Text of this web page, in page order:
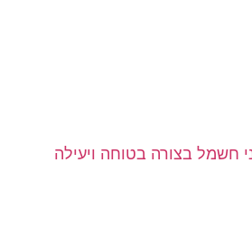
חשמל בצורה בטוחה ויעילה